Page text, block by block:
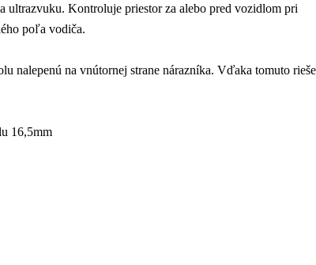
ultrazvuku. Kontroluje priestor za alebo pred vozidlom pri
poľa vodiča.
nalepenú na vnútornej strane nárazníka. Vďaka tomuto
16,5mm